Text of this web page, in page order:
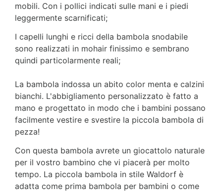
mobili. Con i pollici indicati sulle mani e i piedi
leggermente scarnificati;
I capelli lunghi e ricci della bambola snodabile
sono realizzati in mohair finissimo e sembrano
quindi particolarmente reali;
La bambola indossa un abito color menta e calzini
bianchi. L'abbigliamento personalizzato è fatto a
mano e progettato in modo che i bambini possano
facilmente vestire e svestire la piccola bambola di
pezza!
Con questa bambola avrete un giocattolo naturale
per il vostro bambino che vi piacerà per molto
tempo. La piccola bambola in stile Waldorf è
adatta come prima bambola per bambini o come